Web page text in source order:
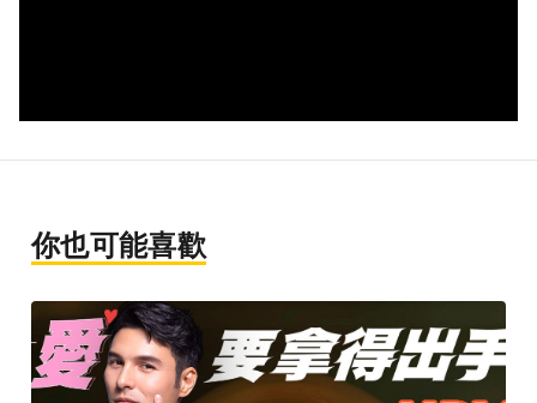
你也可能喜歡